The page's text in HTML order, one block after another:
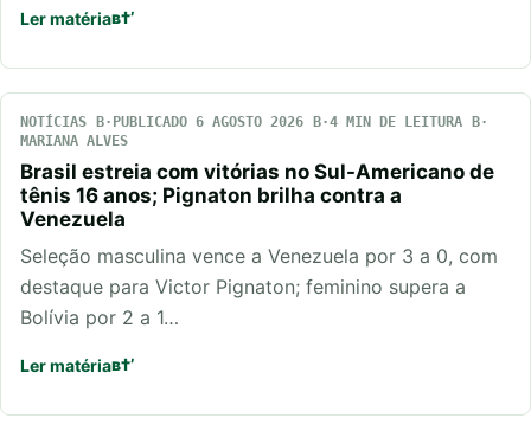
Ler matéria
NOTÍCIAS PUBLICADO 6 AGOSTO 2026
4 MIN DE LEITURA
MARIANA ALVES
Brasil estreia com vitórias no Sul-Americano de
tênis 16 anos; Pignaton brilha contra a
Venezuela
Seleção masculina vence a Venezuela por 3 a 0, com
destaque para Victor Pignaton; feminino supera a
Bolívia por 2 a 1…
Ler matéria